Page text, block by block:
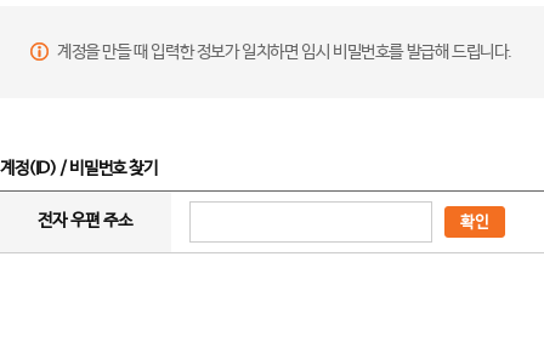
계정을 만들 때 입력한 정보가 일치하면 임시 비밀번호를 발급해 드립니다.
계정(ID) / 비밀번호 찾기
전자 우편 주소 확인